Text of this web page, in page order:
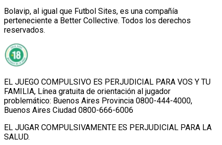
Bolavip, al igual que Futbol Sites, es una compañía
perteneciente a Better Collective. Todos los derechos
reservados.
EL JUEGO COMPULSIVO ES PERJUDICIAL PARA VOS Y TU
FAMILIA, Línea gratuita de orientación al jugador
problemático: Buenos Aires Provincia 0800-444-4000,
Buenos Aires Ciudad 0800-666-6006
EL JUGAR COMPULSIVAMENTE ES PERJUDICIAL PARA LA
SALUD.